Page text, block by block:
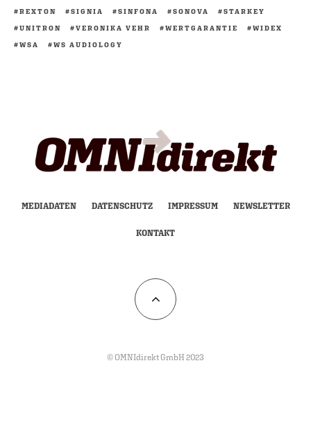
REXTON
SIGNIA SINFONA SONOVA
STARKEY
UNITRON
VERONIKA VEHR WERTGARANTIE
WIDEX
WSA
WS AUDIOLOGY
MEDIADATEN DATENSCHUTZ IMPRESSUM NEWSLETTER
KONTAKT
© OMNIdirekt GmbH 2023